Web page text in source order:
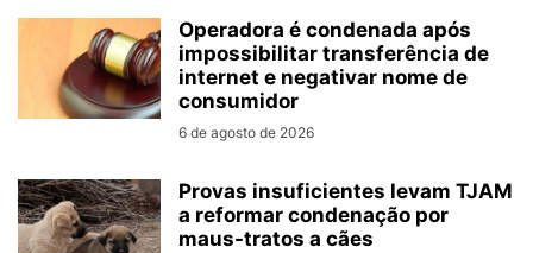
Operadora é condenada após
impossibilitar transferência de
internet e negativar nome de
consumidor
6 de agosto de 2026
Provas insuficientes levam TJAM
a reformar condenação por
maus-tratos a cães